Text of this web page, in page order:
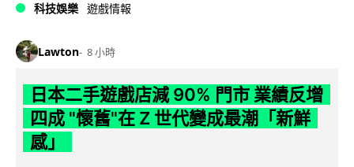
科技娛樂 遊戲情報
Lawton 8 小時
日本二手遊戲店減 90% 門市 業績反增
四成 "懷舊"在 Z 世代變成最潮「新鮮
感」